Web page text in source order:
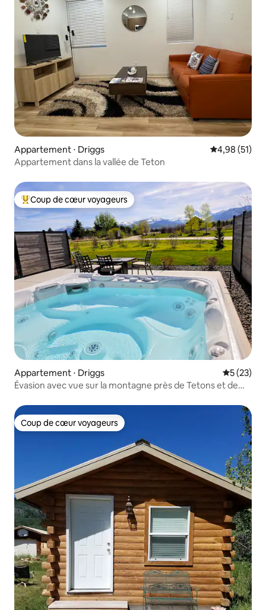
Appartement ⋅ Driggs Évaluation
4,98 (51)
Appartement dans la vallée de Teton
Coups de cœur voyageurs les plus appréciés
Coup de cœur voyageurs
Appartement ⋅ Driggs
5 (23)
Évasion avec vue sur la montagne près de Tetons et de
Coup de cœur voyageurs
Coup de cœur voyageurs